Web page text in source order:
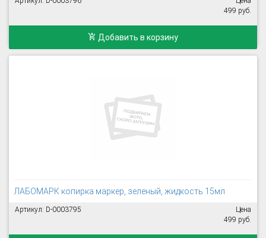
499 руб.
Добавить в корзину
ЛАБОМАРК копирка маркер, зеленый, жидкость 15мл
Артикул: D-0003795
Цена
499 руб.